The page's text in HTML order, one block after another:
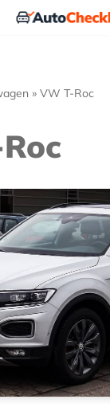
» VW T-Roc